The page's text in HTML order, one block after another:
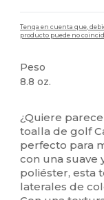
Tenga en cuenta que,
producto puede no
Peso
8.8 oz.
¿Quiere
toalla de golf
perfecto para
con una
poliéster, esta
laterales de